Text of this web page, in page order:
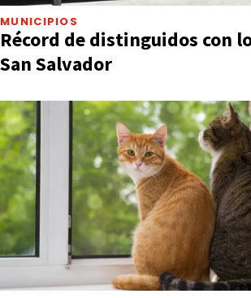
MUNICIPIOS
Récord de distinguidos con
San Salvador